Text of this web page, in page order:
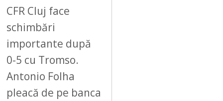
CFR Cluj face
schimbări
importante după
0-5 cu Tromso.
Antonio Folha
pleacă de pe banca